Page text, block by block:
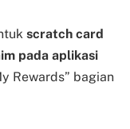
scratch card
pada aplikasi
Rewards” bagian